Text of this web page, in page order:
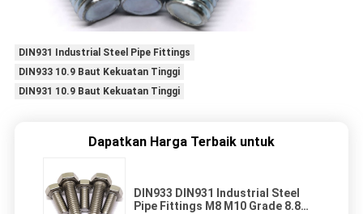
DIN931 Industrial Steel Pipe Fittings
DIN933 10.9 Baut Kekuatan Tinggi
DIN931 10.9 Baut Kekuatan Tinggi
Dapatkan Harga Terbaik untuk
DIN933 DIN931 Industrial Steel
Pipe Fittings M8 M10 Grade 8.8